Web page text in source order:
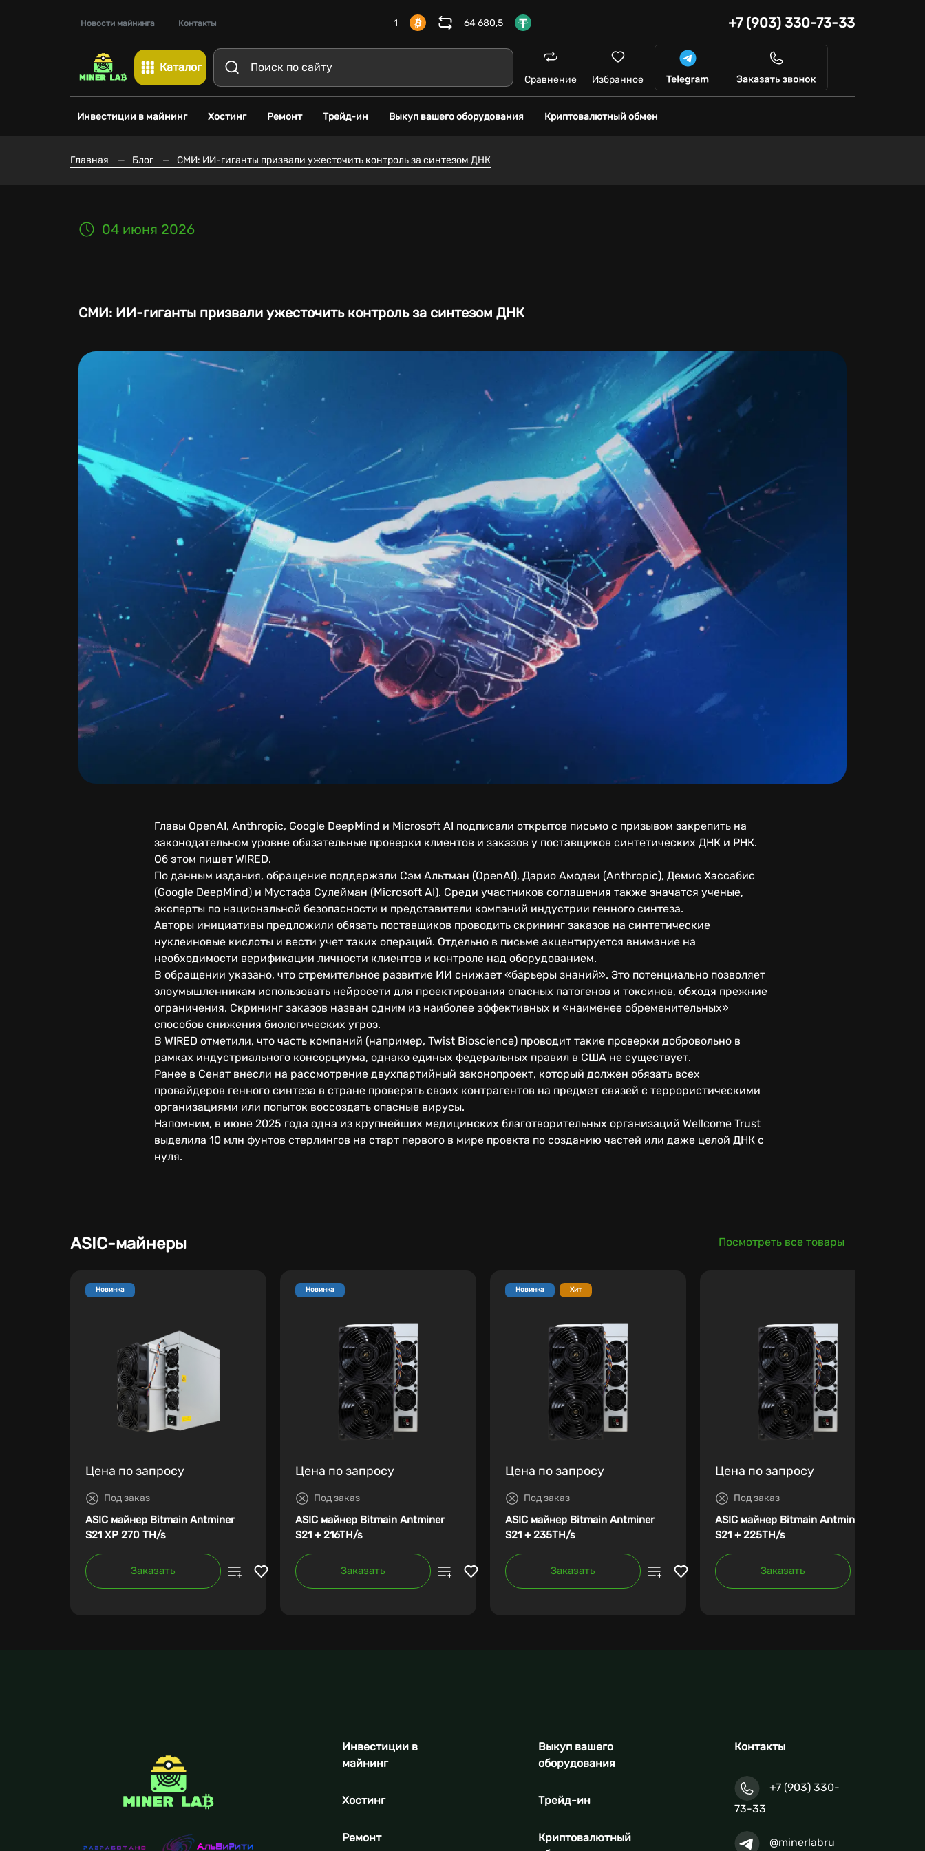
Новости майнинга Контакты 1 64 680,5 +7 (903) 330-73-33
Каталог
Сравнение Избранное
Инвестиции в майнинг Хостинг Ремонт Трейд-ин Выкуп вашего оборудования Криптовалютный обмен
Главная — Блог — СМИ: ИИ-гиганты призвали ужесточить контроль за синтезом ДНК
04 июня 2026
СМИ: ИИ-гиганты призвали ужесточить контроль за синтезом ДНК
Главы OpenAI, Anthropic, Google DeepMind и Microsoft AI подписали открытое письмо с призывом закрепить на
законодательном уровне обязательные проверки клиентов и заказов у поставщиков синтетических ДНК и РНК.
Об этом пишет WIRED.
По данным издания, обращение поддержали Сэм Альтман (OpenAI), Дарио Амодеи (Anthropic), Демис Хассабис
(Google DeepMind) и Мустафа Сулейман (Microsoft AI). Среди участников соглашения также значатся ученые,
эксперты по национальной безопасности и представители компаний индустрии генного синтеза.
Авторы инициативы предложили обязать поставщиков проводить скрининг заказов на синтетические
нуклеиновые кислоты и вести учет таких операций. Отдельно в письме акцентируется внимание на
необходимости верификации личности клиентов и контроле над оборудованием.
В обращении указано, что стремительное развитие ИИ снижает «барьеры знаний». Это потенциально позволяет
злоумышленникам использовать нейросети для проектирования опасных патогенов и токсинов, обходя прежние
ограничения. Скрининг заказов назван одним из наиболее эффективных и «наименее обременительных»
способов снижения биологических угроз.
В WIRED отметили, что часть компаний (например, Twist Bioscience) проводит такие проверки добровольно в
рамках индустриального консорциума, однако единых федеральных правил в США не существует.
Ранее в Сенат внесли на рассмотрение двухпартийный законопроект, который должен обязать всех
провайдеров генного синтеза в стране проверять своих контрагентов на предмет связей с террористическими
организациями или попыток воссоздать опасные вирусы.
Напомним, в июне 2025 года одна из крупнейших медицинских благотворительных организаций Wellcome Trust
выделила 10 млн фунтов стерлингов на старт первого в мире проекта по созданию частей или даже целой ДНК с
нуля.
ASIC-майнеры Посмотреть все товары
Новинка
Цена по запросу
Под заказ
ASIC майнер Bitmain Antminer
S21 XP 270 TH/s
Заказать
Новинка
Цена по запросу
Под заказ
ASIC майнер Bitmain Antminer
S21 + 216TH/s
Заказать
Новинка Хит
Цена по запросу
Под заказ
ASIC майнер Bitmain Antminer
S21 + 235TH/s
Заказать
Цена по запросу
Под заказ
ASIC майнер Bitmain Antminer
S21 + 225TH/s
Заказать
Инвестиции в
майнинг
Хостинг
Ремонт
Выкуп вашего
оборудования
Трейд-ин
Криптовалютный
Контакты
+7 (903) 330-
73-33
@minerlabru